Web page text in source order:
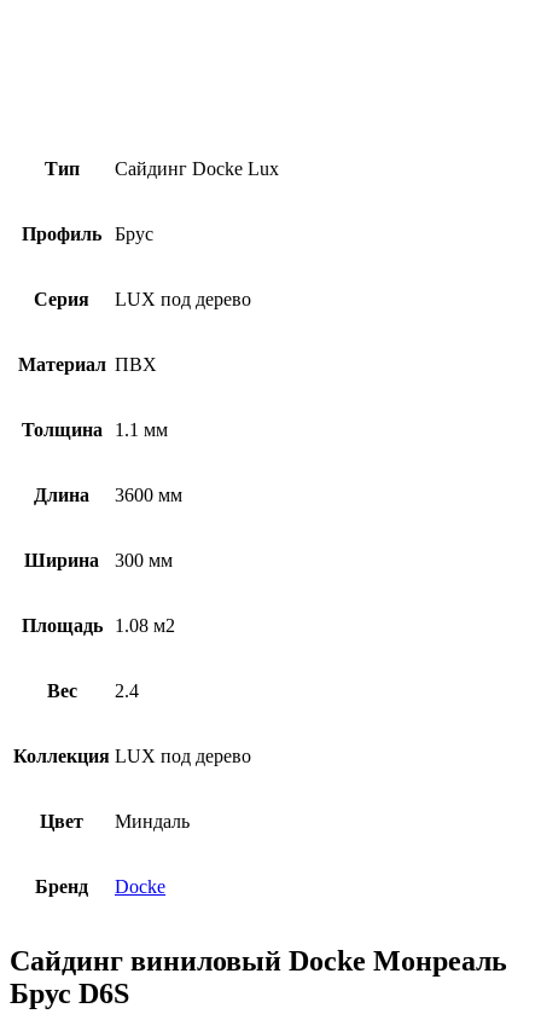
Тип Сайдинг Docke Lux
Профиль Брус
Серия LUX под дерево
Материал ПВХ
Толщина 1.1 мм
Длина 3600 мм
Ширина 300 мм
Площадь 1.08 м2
Вес 2.4
Коллекция LUX под дерево
Цвет Миндаль
Бренд Docke
Сайдинг виниловый Docke Монреаль
Брус D6S